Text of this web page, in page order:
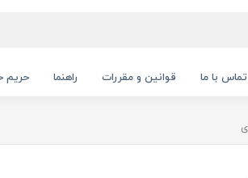
تماس با ما قوانین و مقررات راهنما